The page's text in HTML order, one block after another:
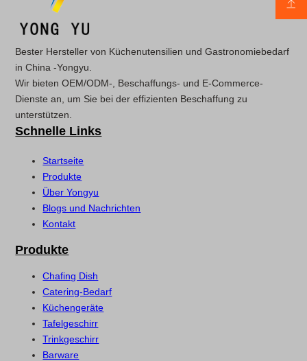
Bester Hersteller von Küchenutensilien und Gastronomiebedarf
in China -Yongyu.
Wir bieten OEM/ODM-, Beschaffungs- und E-Commerce-
Dienste an, um Sie bei der effizienten Beschaffung zu
unterstützen.
Schnelle Links
Startseite
Produkte
Über Yongyu
Blogs und Nachrichten
Kontakt
Produkte
Chafing Dish
Catering-Bedarf
Küchengeräte
Tafelgeschirr
Trinkgeschirr
Barware